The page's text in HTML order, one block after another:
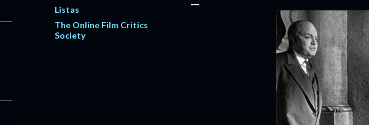
Listas
The Online Film Critics
Society